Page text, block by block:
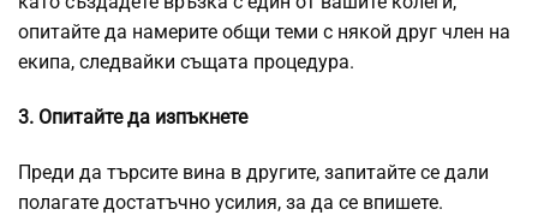
опитайте да намерите общи теми с някой друг член на
екипа, следвайки същата процедура.
3. Опитайте да изпъкнете
Преди да търсите вина в другите, запитайте се дали
полагате достатъчно усилия, за да се впишете.